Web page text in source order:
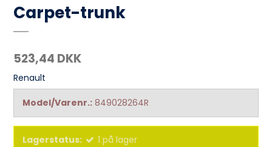
Carpet-trunk
523,44 DKK
Renault
Model/Varenr.: 849028264R
Lagerstatus: 1 på lager